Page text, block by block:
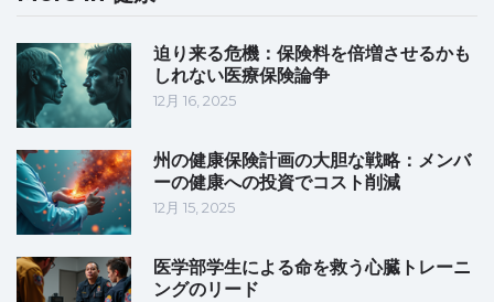
迫り来る危機：保険料を倍増させるかも
しれない医療保険論争
12月 16, 2025
州の健康保険計画の大胆な戦略：メンバ
ーの健康への投資でコスト削減
12月 15, 2025
医学部学生による命を救う心臓トレーニ
ングのリード